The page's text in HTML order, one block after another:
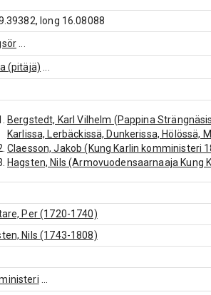
long 16.08088
(pitäjä)
Bergstedt, Karl Vilhelm (Pappina
Karlissa, Lerbäckissä, Dunkerissa, Hölössä,
Claesson, Jakob (Kung Karlin komministeri
Hagsten, Nils (Armovuodensaarnaaja Kung
Per (1720-1740)
Nils (1743-1808)